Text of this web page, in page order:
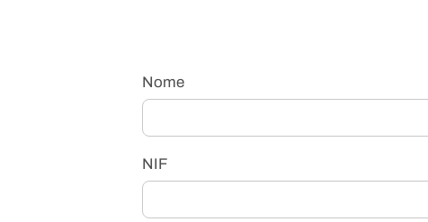
Nome
NIF